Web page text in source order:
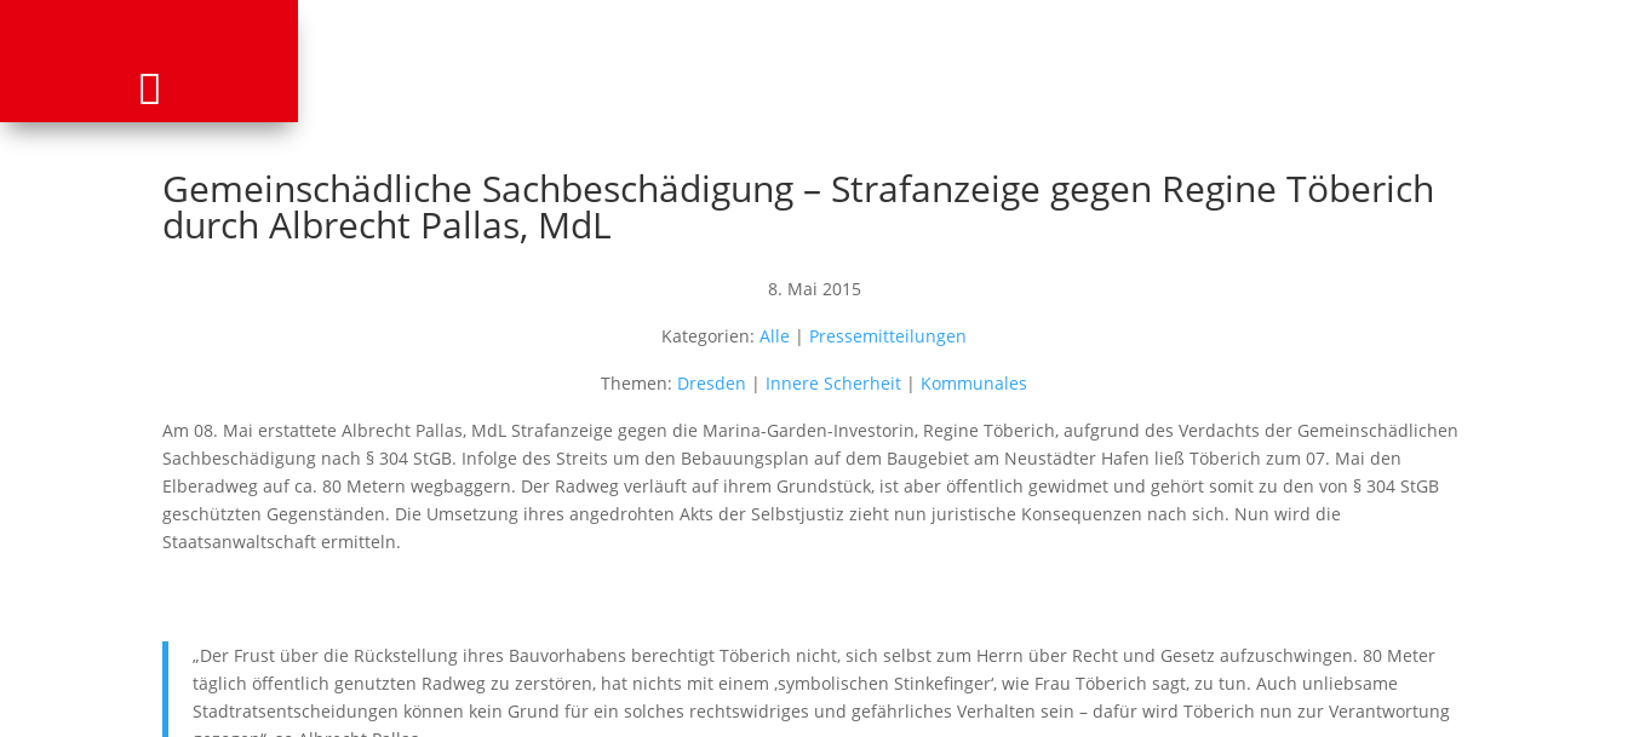
Gemeinschädliche Sachbeschädigung – Strafanzeige gegen Regine Töberich
durch Albrecht Pallas, MdL
8. Mai 2015
Kategorien: Alle | Pressemitteilungen
Themen: Dresden | Innere Scherheit | Kommunales
Am 08. Mai erstattete Albrecht Pallas, MdL Strafanzeige gegen die Marina-Garden-Investorin, Regine Töberich, aufgrund des Verdachts der Gemeinschädlichen
Sachbeschädigung nach § 304 StGB. Infolge des Streits um den Bebauungsplan auf dem Baugebiet am Neustädter Hafen ließ Töberich zum 07. Mai den
Elberadweg auf ca. 80 Metern wegbaggern. Der Radweg verläuft auf ihrem Grundstück, ist aber öffentlich gewidmet und gehört somit zu den von § 304 StGB
geschützten Gegenständen. Die Umsetzung ihres angedrohten Akts der Selbstjustiz zieht nun juristische Konsequenzen nach sich. Nun wird die
Staatsanwaltschaft ermitteln.
„Der Frust über die Rückstellung ihres Bauvorhabens berechtigt Töberich nicht, sich selbst zum Herrn über Recht und Gesetz aufzuschwingen. 80 Meter
täglich öffentlich genutzten Radweg zu zerstören, hat nichts mit einem ‚symbolischen Stinkefinger‘, wie Frau Töberich sagt, zu tun. Auch unliebsame
Stadtratsentscheidungen können kein Grund für ein solches rechtswidriges und gefährliches Verhalten sein – dafür wird Töberich nun zur Verantwortung